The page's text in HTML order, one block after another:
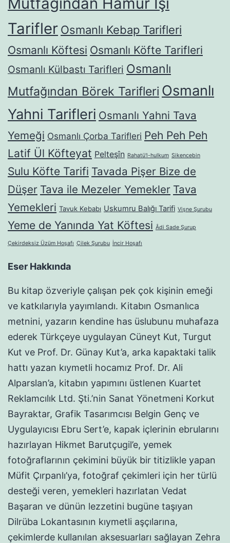
Tarifler Osmanlı Kebap Tarifleri
Osmanlı Köftesi Osmanlı Köfte Tarifleri
Osmanlı Külbastı Tarifleri Osmanlı
Mutfağından Börek Tarifleri Osmanlı
Yahni Tarifleri Osmanlı Yahni Tava
Yemeği Osmanlı Çorba Tarifleri Peh Peh Peh
Latif Ül Köfteyat Pelteşîn Rahatü'l-hulkum Sikencebin
Sulu Köfte Tarifi Tavada Pişer Bize de
Düşer Tava ile Mezeler Yemekler Tava
Yemekleri Tavuk Kebabı Uskumru Balığı Tarifi Vişne Şurubu
Yeme de Yanında Yat Köftesi Âdi Sade Şurup
Çekirdeksiz Üzüm Hoşafı Çilek Şurubu İncir Hoşafı
Eser Hakkında
Bu kitap özveriyle çalışan pek çok kişinin emeği
ve katkılarıyla yayımlandı. Kitabın Osmanlıca
metnini, yazarın kendine has üslubunu muhafaza
ederek Türkçeye uygulayan Cüneyt Kut, Turgut
Kut ve Prof. Dr. Günay Kut’a, arka kapaktaki talik
hattı yazan kıymetli hocamız Prof. Dr. Ali
Alparslan’a, kitabın yapımını üstlenen Kuartet
Reklamcılık Ltd. Şti.’nin Sanat Yönetmeni Korkut
Bayraktar, Grafik Tasarımcısı Belgin Genç ve
Uygulayıcısı Ebru Sert’e, kapak içlerinin ebrularını
hazırlayan Hikmet Barutçugil’e, yemek
fotoğraflarının çekimini büyük bir titizlikle yapan
Müfit Çırpanlı’ya, fotoğraf çekimleri için her türlü
desteği veren, yemekleri hazırlatan Vedat
Başaran ve dünün lezzetini bugüne taşıyan
Dilrüba Lokantasının kıymetli aşçılarına,
çekimlerde kullanılan aksesuarları sağlayan Zehra